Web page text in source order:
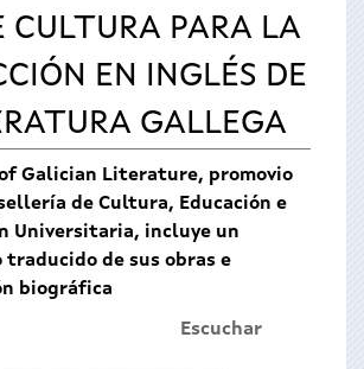
CULTURA PARA LA
EN INGLÉS DE
GALLEGA
Galician Literature, promovio
de Cultura, Educación e
Universitaria, incluye un
de sus obras e
biográfica
Escuchar